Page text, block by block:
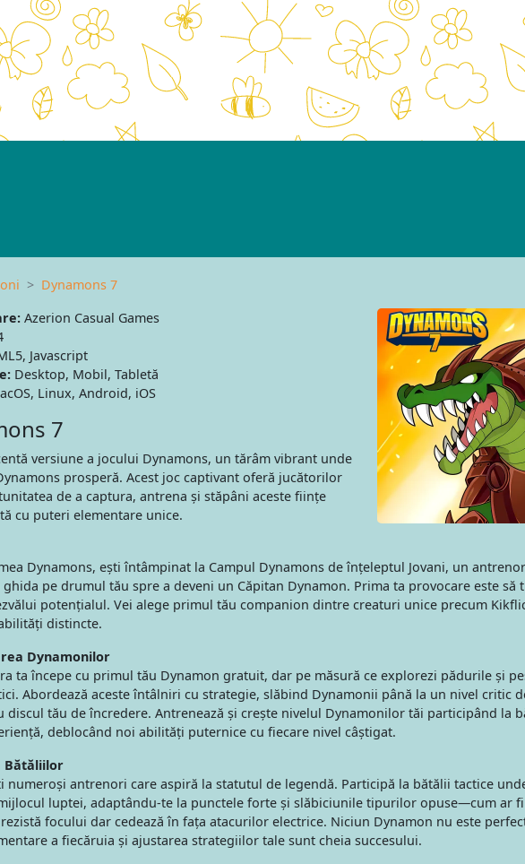
Dynamons 7
Azerion Casual Games
Javascript
Desktop, Mobil, Tabletă
Linux, Android, iOS
7
versiune a jocului Dynamons, un tărâm vibrant unde
prosperă. Acest joc captivant oferă jucătorilor
de a captura, antrena și stăpâni aceste ființe
cu puteri elementare unice.
Dynamons, ești întâmpinat la Campul Dynamons de înțeleptul Jovani, un antrenor
pe drumul tău spre a deveni un Căpitan Dynamon. Prima ta provocare este să
potențialul. Vei alege primul tău companion dintre creaturi unice precum
distincte.
Dynamonilor
ta începe cu primul tău Dynamon gratuit, dar pe măsură ce explorezi pădurile și
Abordează aceste întâlniri cu strategie, slăbind Dynamonii până la un nivel critic
discul tău de încredere. Antrenează și crește nivelul Dynamonilor tăi participând la
deblocând noi abilități puternice cu fiecare nivel câștigat.
Bătăliilor
numeroși antrenori care aspiră la statutul de legendă. Participă la bătălii tactice
luptei, adaptându-te la punctele forte și slăbiciunile tipurilor opuse—cum ar fi
focului dar cedează în fața atacurilor electrice. Niciun Dynamon nu este
a fiecăruia și ajustarea strategiilor tale sunt cheia succesului.